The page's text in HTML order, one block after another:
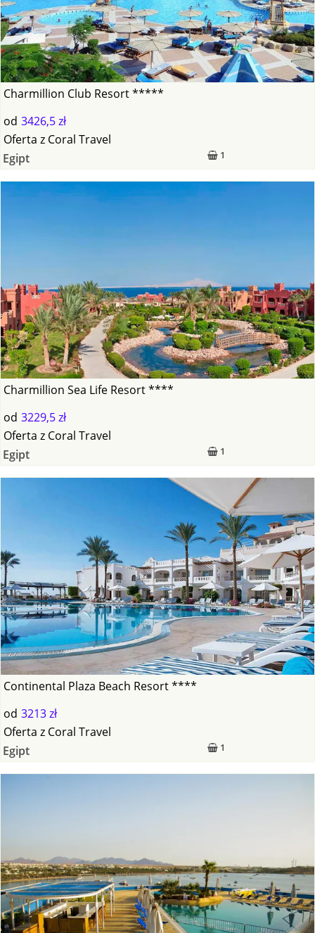
Charmillion Club Resort *****
od 3426,5 zł
1
Oferta z Coral Travel
Egipt
Charmillion Sea Life Resort ****
od 3229,5 zł
1
Oferta z Coral Travel
Egipt
Continental Plaza Beach Resort ****
od 3213 zł
1
Oferta z Coral Travel
Egipt